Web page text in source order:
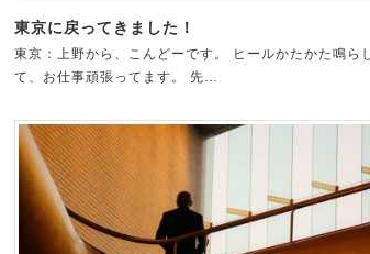
東京に戻ってきました！
東京：上野から、こんどーです。 ヒールかたかた鳴ら
て、お仕事頑張ってます。 先…